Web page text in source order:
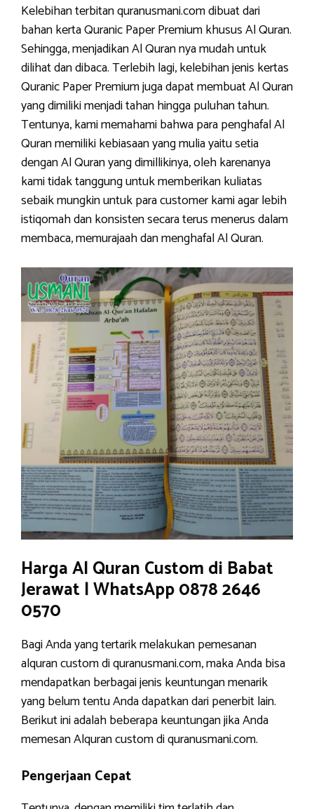
Kelebihan terbitan quranusmani.com dibuat dari
bahan kerta Quranic Paper Premium khusus Al Quran.
Sehingga, menjadikan Al Quran nya mudah untuk
dilihat dan dibaca. Terlebih lagi, kelebihan jenis kertas
Quranic Paper Premium juga dapat membuat Al Quran
yang dimiliki menjadi tahan hingga puluhan tahun.
Tentunya, kami memahami bahwa para penghafal Al
Quran memiliki kebiasaan yang mulia yaitu setia
dengan Al Quran yang dimillikinya, oleh karenanya
kami tidak tanggung untuk memberikan kuliatas
sebaik mungkin untuk para customer kami agar lebih
istiqomah dan konsisten secara terus menerus dalam
membaca, memurajaah dan menghafal Al Quran.
Harga Al Quran Custom di Babat
Jerawat | WhatsApp 0878 2646
0570
Bagi Anda yang tertarik melakukan pemesanan
alquran custom di quranusmani.com, maka Anda bisa
mendapatkan berbagai jenis keuntungan menarik
yang belum tentu Anda dapatkan dari penerbit lain.
Berikut ini adalah beberapa keuntungan jika Anda
memesan Alquran custom di quranusmani.com.
Pengerjaan Cepat